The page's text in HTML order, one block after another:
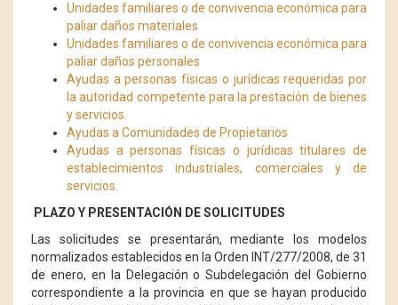
Unidades familiares o de convivencia económica para
paliar daños materiales
Unidades familiares o de convivencia económica para
paliar daños personales
Ayudas a personas físicas o jurídicas requeridas por
la autoridad competente para la prestación de bienes
y servicios.
Ayudas a Comunidades de Propietarios
Ayudas a personas físicas o jurídicas titulares de
establecimientos industriales, comerciales y de
servicios.
PLAZO Y PRESENTACIÓN DE SOLICITUDES
Las solicitudes se presentarán, mediante los modelos
normalizados establecidos en la Orden INT/277/2008, de 31
de enero, en la Delegación o Subdelegación del Gobierno
correspondiente a la provincia en que se hayan producido